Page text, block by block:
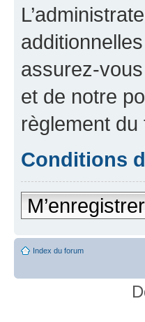
assurez-
et de notre
règlement du
Conditions
M’enregistrer
Index du forum